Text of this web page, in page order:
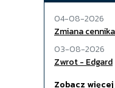
04-08-2026
Zmiana
03-08-2026
Zwrot - Edgard
Zobacz więcej